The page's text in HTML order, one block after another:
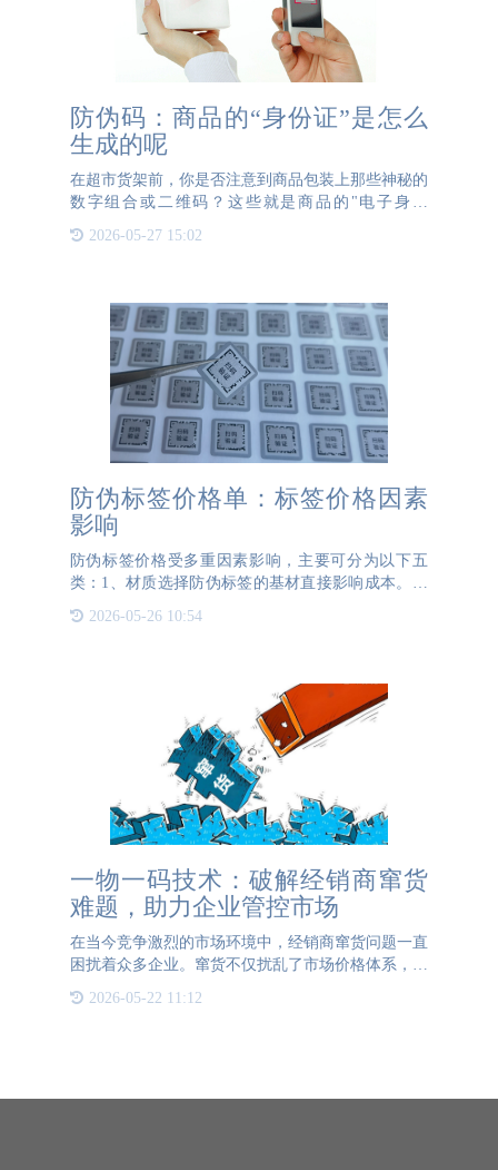
防伪码：商品的“身份证”是怎么
生成的呢
在超市货架前，你是否注意到商品包装上那些神秘的
数字组合或二维码？这些就是商品的"电子身份
别真伪。那么，这些防伪码到底是怎么生成的呢？
2026-05-27 15:02
防伪标签价格单：标签价格因素
影响
防伪标签价格受多重因素影响，主要可分为以下五
类：1、材质选择防伪标签的基材直接影响成本。普
通铜版纸、易碎纸单价较低（约0.02-0.05元/枚），
而PET合成纸、含特殊纤维或防复印纸张因采购成本
2026-05-26 10:54
一物一码技术：破解经销商窜货
难题，助力企业管控市场
在当今竞争激烈的市场环境中，经销商窜货问题一直
困扰着众多企业。窜货不仅扰乱了市场价格体系，还
损害了企业的品牌形象和消费者利益。为了有效应对
这一难题，一物一码技术应运而生，以其独特的功
2026-05-22 11:12